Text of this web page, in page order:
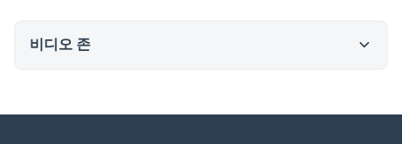
비디오 존